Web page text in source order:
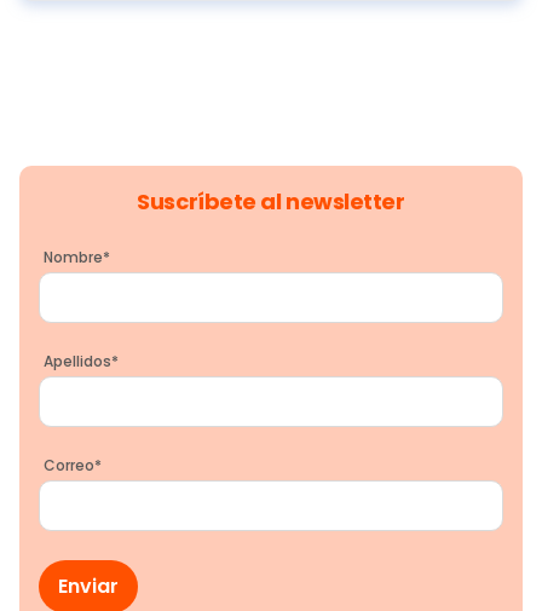
Suscríbete al newsletter
Nombre*
Apellidos*
Correo*